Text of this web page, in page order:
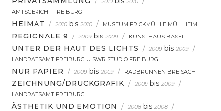
2010 2010
AMTSGERICHT FREIBURG
HEIMAT / 2010 bis 2010 / MUSEUM FRICKMÜHLE MÜLLHEIM
REGIONALE 9 / 2009 bis 2009 / KUNSTHAUS BASEL
UNTER DER HAUT DES LICHTS / 2009 bis 2009 /
LANDRATSAMT FREIBURG U SWR STUDIO FREIBURG
NUR PAPIER / 2009 bis 2009 / RADBRUNNEN BREISACH
ZEICHNUNG/DRUCKGRAFIK / 2009 bis 2009 /
LANDRATSAMT FREIBURG
ÄSTHETIK UND EMOTION / 2008 bis 2008 /